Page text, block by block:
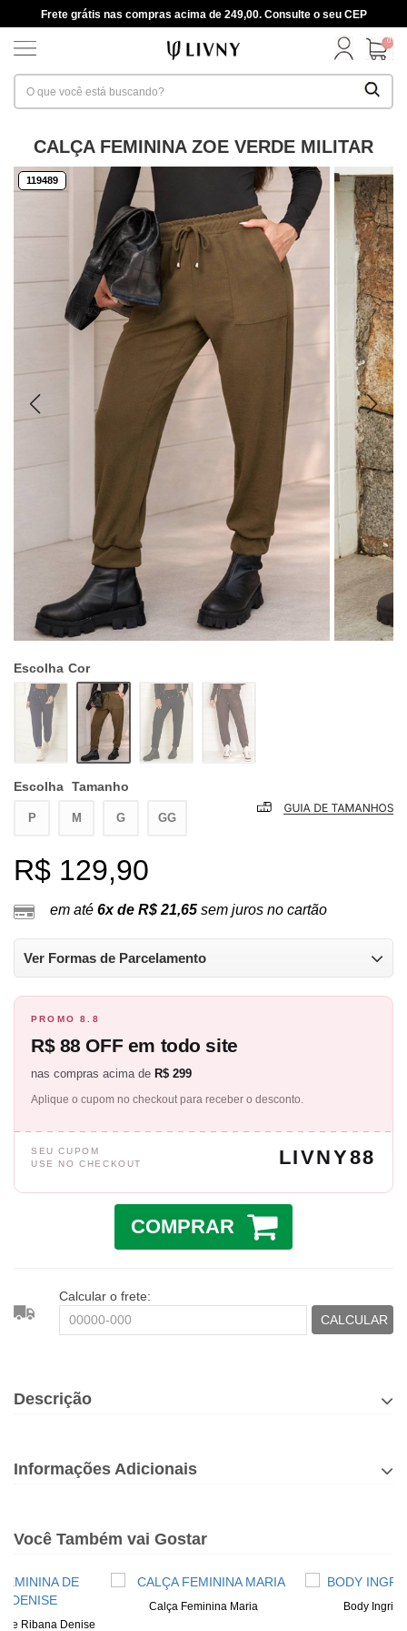
Frete grátis nas compras acima de 249,00. Consulte o seu CEP
0
CALÇA FEMININA ZOE VERDE MILITAR
119489
Escolha Cor
Escolha Tamanho
P M G GG
R$ 129,90
em até 6x de R$ 21,65 sem juros no cartão
Ver Formas de Parcelamento
PROMO 8.8
R$ 88 OFF em todo site
nas compras acima de R$ 299
Aplique o cupom no checkout para receber o desconto.
SEU CUPOM
USE NO CHECKOUT
LIVNY88
COMPRAR
Calcular o frete:
CALCULAR
Descrição
Informações Adicionais
Você Também vai Gostar
Ribana Denise
Calça Feminina Maria Body Ingrid